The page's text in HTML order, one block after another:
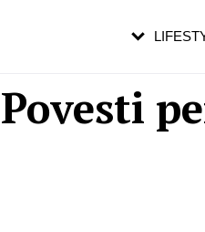
Povesti
pe măsură ce înaintezi în vârstă